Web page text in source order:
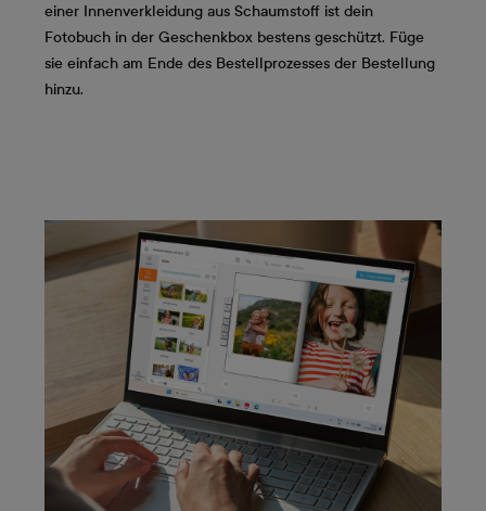
einer Innenverkleidung aus Schaumstoff ist dein
Fotobuch in der Geschenkbox bestens geschützt. Füge
sie einfach am Ende des Bestellprozesses der Bestellung
hinzu.